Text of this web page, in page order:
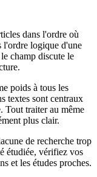
dans l'ordre où
l'ordre logique d'une
champ discute le
poids à tous les
textes sont centraux
Tout traiter au même
plus clair.
de recherche trop
étudiée, vérifiez vos
et les études proches.